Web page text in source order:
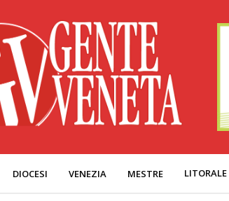
DIOCESI VENEZIA MESTRE LITORALE